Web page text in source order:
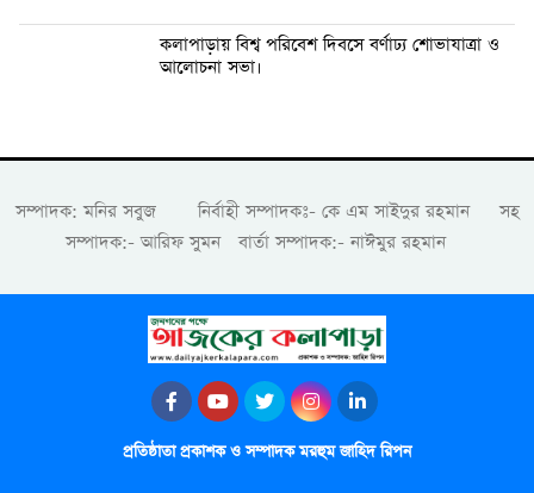
কলাপাড়ায় বিশ্ব পরিবেশ দিবসে বর্ণাঢ্য শোভাযাত্রা ও
আলোচনা সভা।
সম্পাদক: মনির সবুজ নির্বাহী সম্পাদকঃ- কে এম সাইদুর রহমান সহ
সম্পাদক:- আরিফ সুমন বার্তা সম্পাদক:- নাঈমুর রহমান
প্রতিষ্ঠাতা প্রকাশক ও সম্পাদক মরহুম জাহিদ রিপন